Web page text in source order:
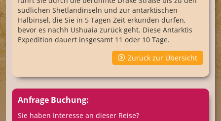
südlichen Shetlandinseln und zur antarktischen
Halbinsel, die Sie in 5 Tagen Zeit erkunden dürfen,
bevor es nachh Ushuaia zurück geht. Diese Antarktis
Expedition dauert insgesamt 11 oder 10 Tage.
Zurück zur Übersicht
Anfrage Buchung:
Sie haben Interesse an dieser Reise?